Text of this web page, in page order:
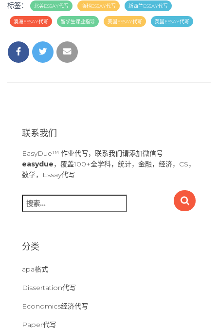
标签： 北美ESSAY代写 商科ESSAY代写 新西兰ESSAY代写
澳洲ESSAY代写 留学生课业指导 美国ESSAY代写 英国ESSAY代写
联系我们
EasyDue™ 作业代写，联系我们请添加微信号
easydue，覆盖100+全学科，统计，金融，经济，CS，
数学，Essay代写
搜
索
分类
apa格式
Dissertation代写
Economics经济代写
Paper代写